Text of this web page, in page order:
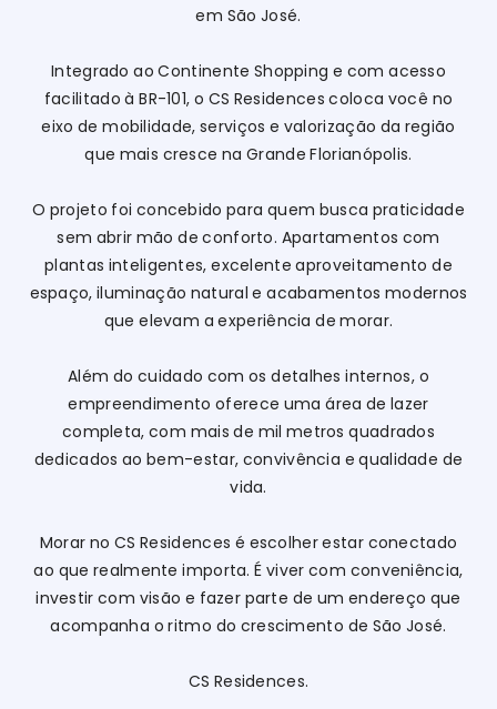
em São José.
Integrado ao Continente Shopping e com acesso
facilitado à BR-101, o CS Residences coloca você no
eixo de mobilidade, serviços e valorização da região
que mais cresce na Grande Florianópolis.
O projeto foi concebido para quem busca praticidade
sem abrir mão de conforto. Apartamentos com
plantas inteligentes, excelente aproveitamento de
espaço, iluminação natural e acabamentos modernos
que elevam a experiência de morar.
Além do cuidado com os detalhes internos, o
empreendimento oferece uma área de lazer
completa, com mais de mil metros quadrados
dedicados ao bem-estar, convivência e qualidade de
vida.
Morar no CS Residences é escolher estar conectado
ao que realmente importa. É viver com conveniência,
investir com visão e fazer parte de um endereço que
acompanha o ritmo do crescimento de São José.
CS Residences.